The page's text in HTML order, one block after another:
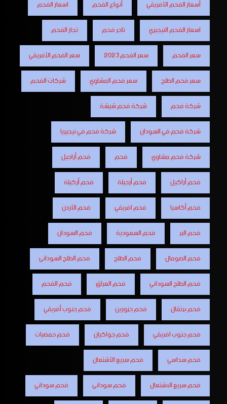
أسعار الفحم الأفريقي
أنواع الفحم
اسعار الفحم
اسعار الفحم النيجيري
تاجر فحم
تجار الفحم
سعر الفحم
سعر الفحم 2023
سعر الفحم الأفريقي
سعر فحم الطلح
سعر فحم المشاوي
شركات الفحم
شركة فحم
شركة فحم شيشة
شركة فحم في السودان
شركة فحم في نيجيريا
شركة فحم مشاوي
فحم
فحم أراجيل
فحم أراكيل
فحم أرجيلة
فحم أركيلة
فحم أكاسيا
فحم افريقي
فحم الأردن
فحم البر
فحم السعودية
فحم السودان
فحم الصومال
فحم الطلح
فحم الطلح السودانى
فحم الطلح السوداني
فحم العراق
فحم الفحم
فحم برتقال
فحم جزورين
فحم جنوب أفريقي
فحم جنوب افريقي
فحم جواكيان
فحم حمضيات
فحم سداسي
فحم سريع الأشتعال
فحم سريع الاشتعال
فحم سودانى
فحم سوداني